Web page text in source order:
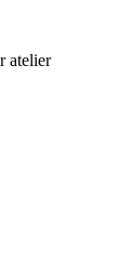
atelier